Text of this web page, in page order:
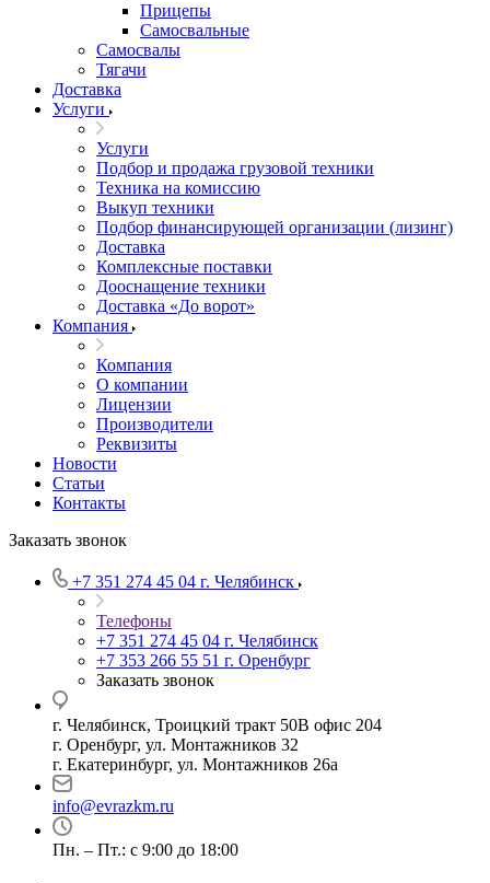
Прицепы
Самосвальные
Самосвалы
Тягачи
Доставка
Услуги
Услуги
Подбор и продажа грузовой техники
Техника на комиссию
Выкуп техники
Подбор финансирующей организации (лизинг)
Доставка
Комплексные поставки
Дооснащение техники
Доставка «До ворот»
Компания
Компания
О компании
Лицензии
Производители
Реквизиты
Новости
Статьи
Контакты
Заказать звонок
+7 351 274 45 04 г. Челябинск
Телефоны
+7 351 274 45 04 г. Челябинск
+7 353 266 55 51 г. Оренбург
Заказать звонок
г. Челябинск, Троицкий тракт 50В офис 204
г. Оренбург, ул. Монтажников 32
г. Екатеринбург, ул. Монтажников 26а
info@evrazkm.ru
Пн. – Пт.: с 9:00 до 18:00